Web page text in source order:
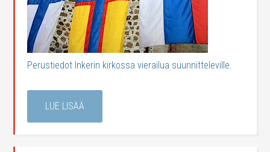
Perustiedot Inkerin kirkossa vierailua suunnitteleville.
LUE LISÄÄ